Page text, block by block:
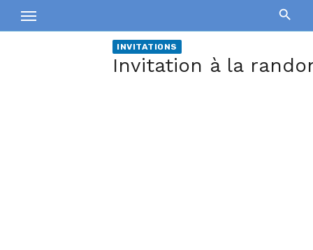
to
INVITATIONS
Invitation à la